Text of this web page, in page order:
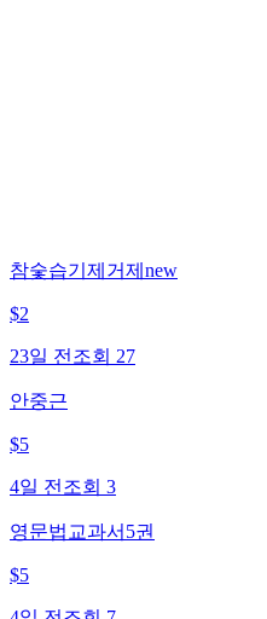
참숯습기제거제new
$2
23일 전 조회 27
안중근
$5
4일 전 조회 3
영문법교과서5권
$5